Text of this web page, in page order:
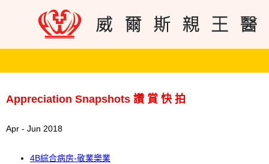
Appreciation Snapshots 讚 賞 快 拍
Apr - Jun 2018
4B綜合病房-敬業樂業